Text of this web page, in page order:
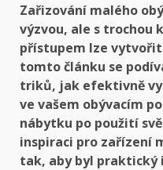
Zařizování malého
výzvou, ale s trochou
přístupem lze
tomto článku se
triků, jak efektivně
ve vašem obývacím
nábytku po použití
inspiraci pro zařízení
tak, aby byl praktický